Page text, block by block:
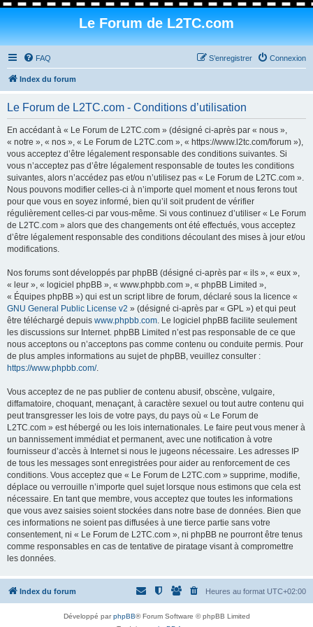
Le Forum de L2TC.com
FAQ Connexion
S’enregistrer
Index du forum
Le Forum de L2TC.com - Conditions d’utilisation
En accédant à « Le Forum de L2TC.com » (désigné ci-après par « nous »,
« notre », « nos », « Le Forum de L2TC.com », « https://www.l2tc.com/forum »),
vous acceptez d’être légalement responsable des conditions suivantes. Si
vous n’acceptez pas d’être légalement responsable de toutes les conditions
suivantes, alors n’accédez pas et/ou n’utilisez pas « Le Forum de L2TC.com ».
Nous pouvons modifier celles-ci à n’importe quel moment et nous ferons tout
pour que vous en soyez informé, bien qu’il soit prudent de vérifier
régulièrement celles-ci par vous-même. Si vous continuez d’utiliser « Le Forum
de L2TC.com » alors que des changements ont été effectués, vous acceptez
d’être légalement responsable des conditions découlant des mises à jour et/ou
modifications.
Nos forums sont développés par phpBB (désigné ci-après par « ils », « eux »,
« leur », « logiciel phpBB », « www.phpbb.com », « phpBB Limited »,
« Équipes phpBB ») qui est un script libre de forum, déclaré sous la licence «
GNU General Public License v2 » (désigné ci-après par « GPL ») et qui peut
être téléchargé depuis www.phpbb.com. Le logiciel phpBB facilite seulement
les discussions sur Internet. phpBB Limited n’est pas responsable de ce que
nous acceptons ou n’acceptons pas comme contenu ou conduite permis. Pour
de plus amples informations au sujet de phpBB, veuillez consulter :
https://www.phpbb.com/.
Vous acceptez de ne pas publier de contenu abusif, obscène, vulgaire,
diffamatoire, choquant, menaçant, à caractère sexuel ou tout autre contenu qui
peut transgresser les lois de votre pays, du pays où « Le Forum de
L2TC.com » est hébergé ou les lois internationales. Le faire peut vous mener à
un bannissement immédiat et permanent, avec une notification à votre
fournisseur d’accès à Internet si nous le jugeons nécessaire. Les adresses IP
de tous les messages sont enregistrées pour aider au renforcement de ces
conditions. Vous acceptez que « Le Forum de L2TC.com » supprime, modifie,
déplace ou verrouille n’importe quel sujet lorsque nous estimons que cela est
nécessaire. En tant que membre, vous acceptez que toutes les informations
que vous avez saisies soient stockées dans notre base de données. Bien que
ces informations ne soient pas diffusées à une tierce partie sans votre
consentement, ni « Le Forum de L2TC.com », ni phpBB ne pourront être tenus
comme responsables en cas de tentative de piratage visant à compromettre
les données.
Index du forum Heures au format UTC+02:00
Développé parphpBB® Forum Software © phpBB Limited